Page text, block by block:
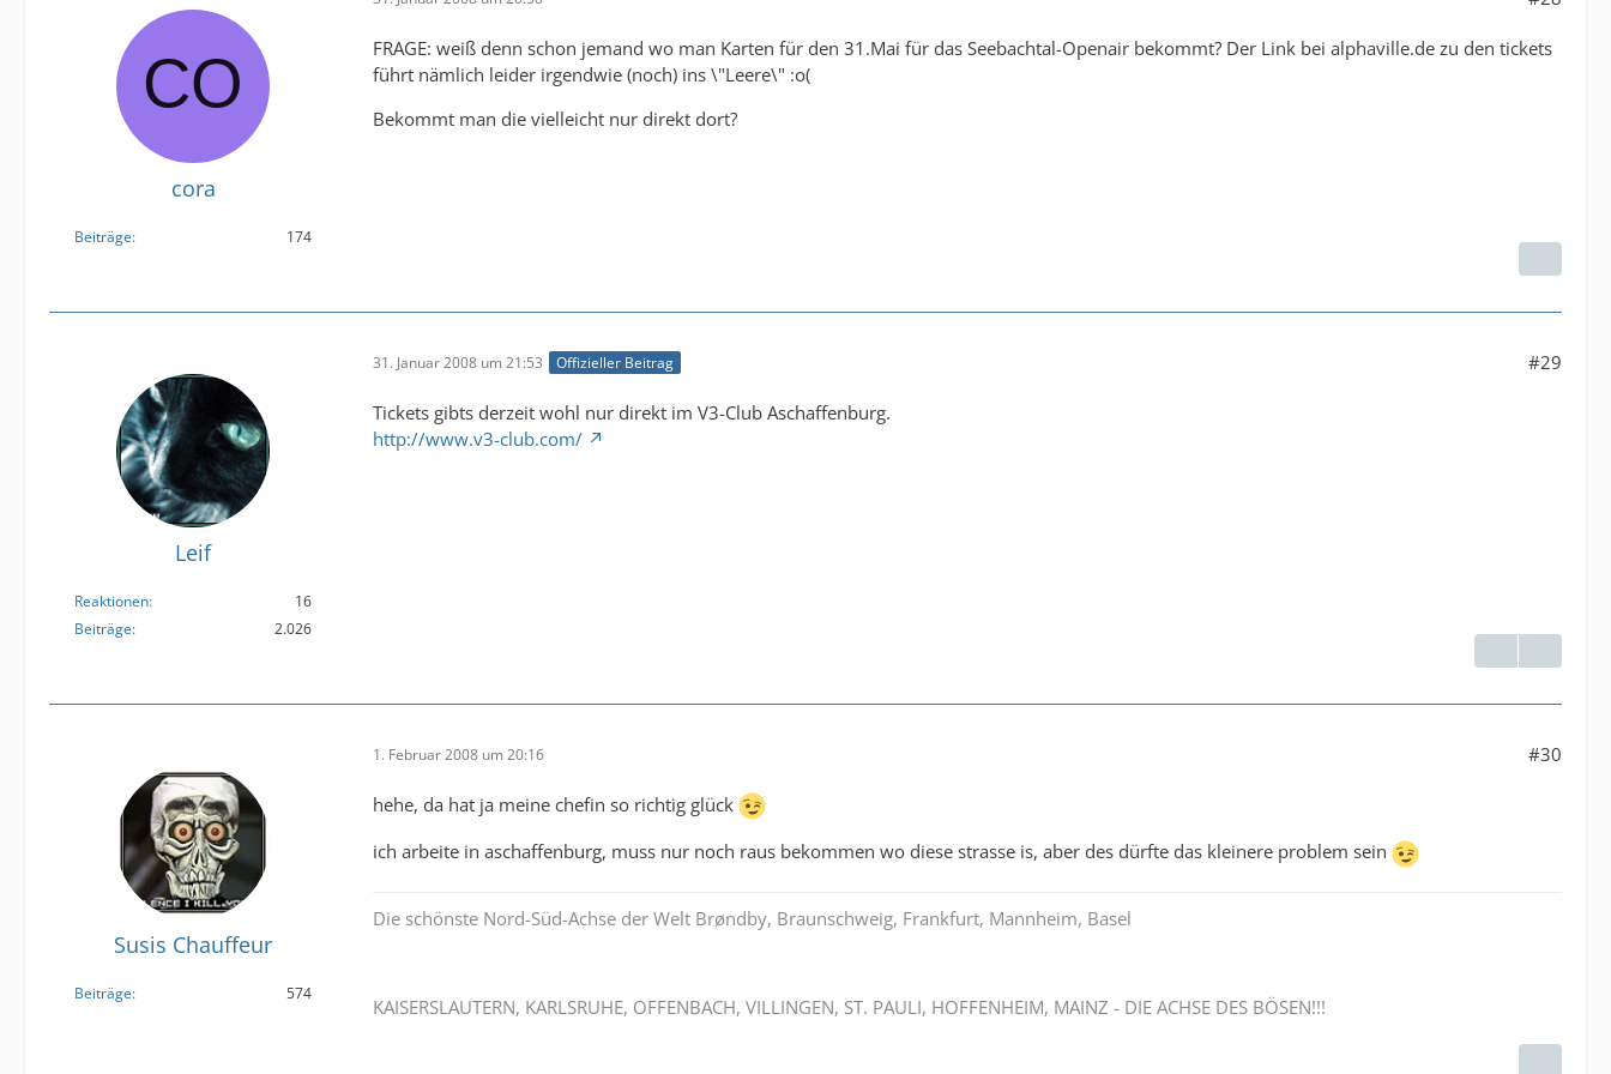
cora
Beiträge 174
FRAGE: weiß denn schon jemand wo man Karten für den 31.Mai für das Seebachtal-Openair bekommt? Der Link bei alphaville.de zu den tickets
führt nämlich leider irgendwie (noch) ins \"Leere\" :o(
Bekommt man die vielleicht nur direkt dort?
Leif
Reaktionen
16
Beiträge
2.026
31. Januar 2008 um 21:53 Offizieller Beitrag #29
Tickets gibts derzeit wohl nur direkt im V3-Club Aschaffenburg.
http://www.v3-club.com/
Susis Chauffeur
Beiträge 574
1. Februar 2008 um 20:16 #30
hehe, da hat ja meine chefin so richtig glück
ich arbeite in aschaffenburg, muss nur noch raus bekommen wo diese strasse is, aber des dürfte das kleinere problem sein
Die schönste Nord-Süd-Achse der Welt Brøndby, Braunschweig, Frankfurt, Mannheim, Basel
KAISERSLAUTERN, KARLSRUHE, OFFENBACH, VILLINGEN, ST. PAULI, HOFFENHEIM, MAINZ - DIE ACHSE DES BÖSEN!!!